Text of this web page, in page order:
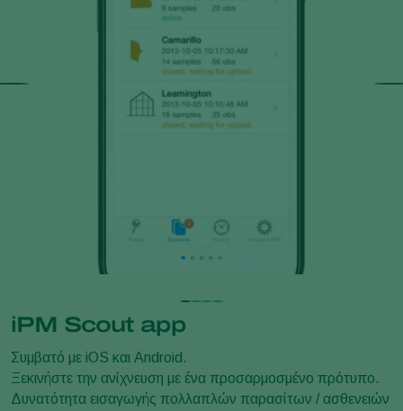
iPM Scout app
Συμβατό με iOS και Android.
Ξεκινήστε την ανίχνευση με ένα προσαρμοσμένο πρότυπο.
Δυνατότητα εισαγωγής πολλαπλών παρασίτων / ασθενειών